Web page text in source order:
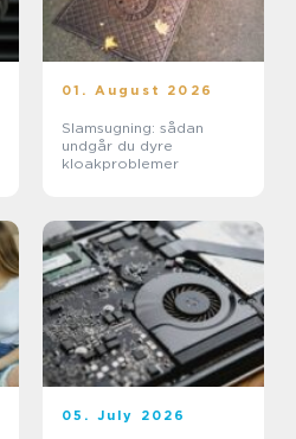
01. August 2026
Slamsugning: sådan
undgår du dyre
kloakproblemer
05. July 2026